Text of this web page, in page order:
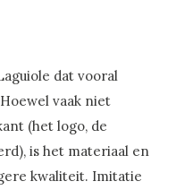
dat vooral
vaak niet
(het logo, de
is het materiaal en
kwaliteit. Imitatie